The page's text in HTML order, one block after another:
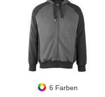
6 Farben